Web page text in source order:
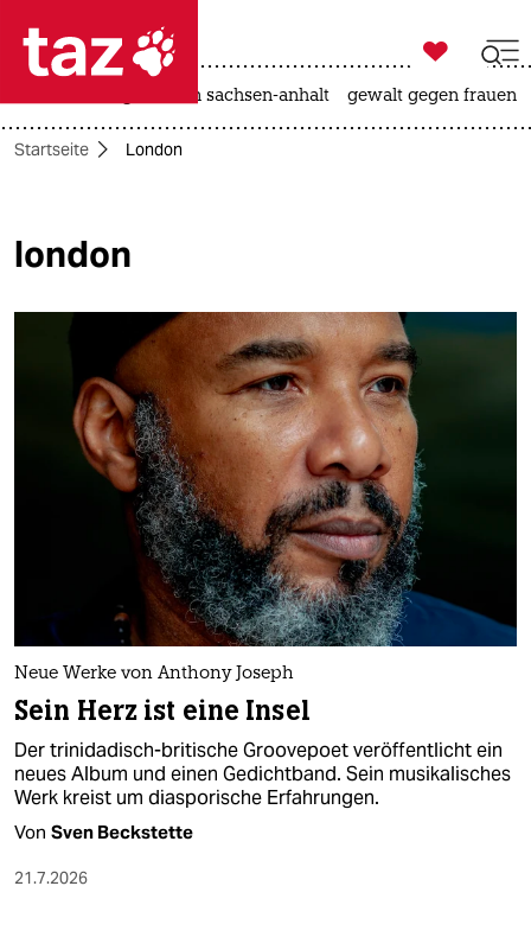
 taz zahl ich
politik
öko
gesellschaft
kultur
wahrheit
verlag
verlag
veranstaltungen
shop
fragen & hilfe

taz zahl ich
landtagswahl in sachsen-anhalt gewalt gegen frauen
Startseite London
london
Neue Werke von Anthony Joseph
Sein Herz ist eine Insel
Der trinidadisch-britische Groovepoet veröffentlicht ein
neues Album und einen Gedichtband. Sein musikalisches
Werk kreist um diasporische Erfahrungen.
Von Sven Beckstette
21.7.2026